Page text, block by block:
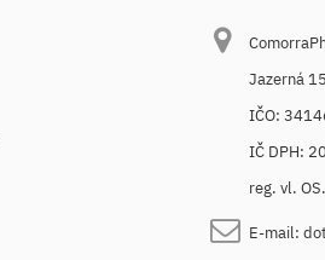
Jazerná
IČO:
IČ DPH:
reg. vl.
E-mail: